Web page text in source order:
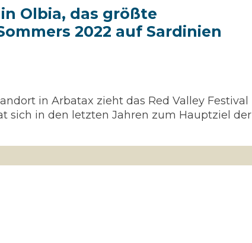
Olbia, das größte
2022 auf Sardinien
in Arbatax zieht das Red Valley Festival
sich in den letzten Jahren zum Hauptziel der